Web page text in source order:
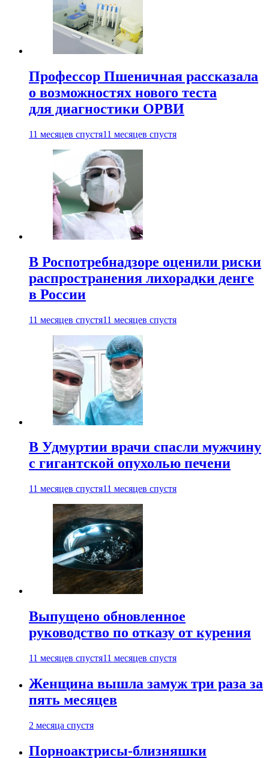
Профессор Пшеничная рассказала
о возможностях нового теста
для диагностики ОРВИ
11 месяцев спустя11 месяцев спустя
В Роспотребнадзоре оценили риски
распространения лихорадки денге
в России
11 месяцев спустя11 месяцев спустя
В Удмуртии врачи спасли мужчину
с гигантской опухолью печени
11 месяцев спустя11 месяцев спустя
Выпущено обновленное
руководство по отказу от курения
11 месяцев спустя11 месяцев спустя
Женщина вышла замуж три раза за
пять месяцев
2 месяца спустя
Порноактрисы-близняшки